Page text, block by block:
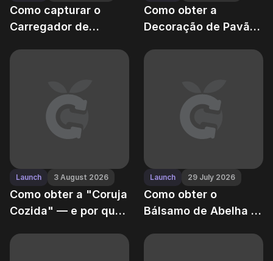
Como capturar o
Carregador de
Como obter a
Decoração de Pavão
de reputação
Launch 3 August 2026
Como obter a "Coruja
Cozida" — e por que
mordê-la
Launch 29 July 2026
Como obter o
Bálsamo de Abelha —
Grow a Garden